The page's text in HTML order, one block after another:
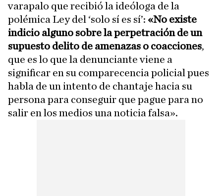
varapalo que recibió la ideóloga de la
polémica Ley del ‘solo sí es sí’: «No existe
indicio alguno sobre la perpetración de un
supuesto delito de amenazas o coacciones,
que es lo que la denunciante viene a
significar en su comparecencia policial pues
habla de un intento de chantaje hacia su
persona para conseguir que pague para no
salir en los medios una noticia falsa».